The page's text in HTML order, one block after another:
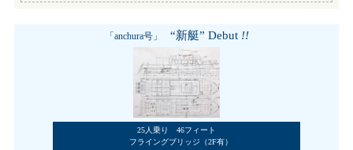
「anchura号」 “新艇” Debut !!
25人乗り 46フィート
フライングブリッジ（2F有）